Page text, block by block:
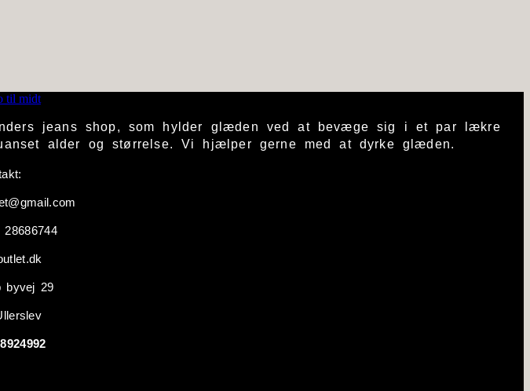
jeans shop, som hylder glæden ved at bevæge sig i et par lækre
alder og størrelse. Vi hjælper gerne med at dyrke glæden.
byvej 29